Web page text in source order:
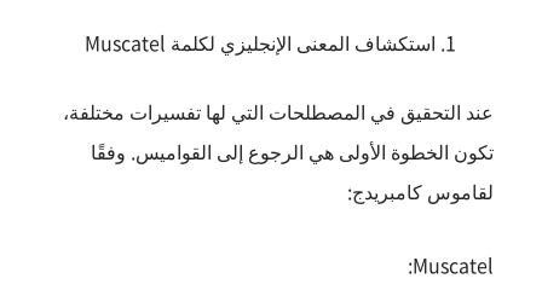
استكشاف المعنى الإنجليزي لكلمة Muscatel
عند التحقيق في المصطلحات التي لها تفسيرات مختلفة،
تكون الخطوة الأولى هي الرجوع إلى القواميس. وفقًا
لقاموس كامبريدج:
Muscatel: